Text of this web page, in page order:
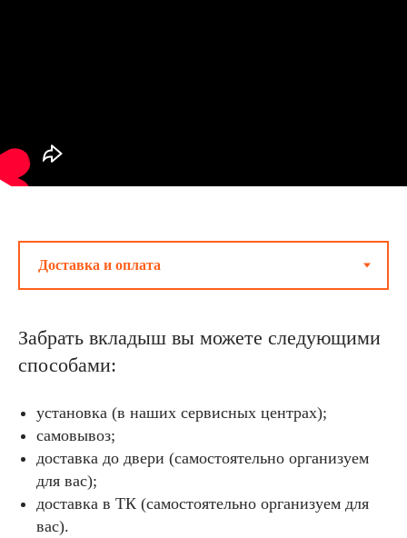
Забрать вкладыш вы можете следующими
способами:
установка (в наших сервисных центрах);
самовывоз;
доставка до двери (самостоятельно организуем
для вас);
доставка в ТК (самостоятельно организуем для
вас).